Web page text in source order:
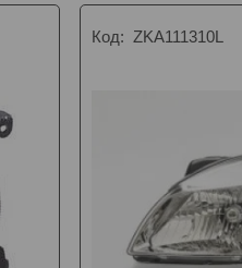
ZKA111310L